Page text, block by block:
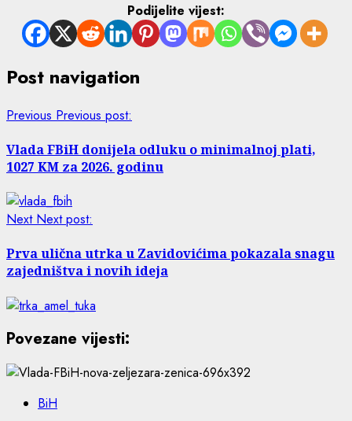
Podijelite vijest:
Post navigation
Previous Previous post:
Vlada FBiH donijela odluku o minimalnoj plati,
1027 KM za 2026. godinu
Next Next post:
Prva ulična utrka u Zavidovićima pokazala snagu
zajedništva i novih ideja
Povezane vijesti:
BiH